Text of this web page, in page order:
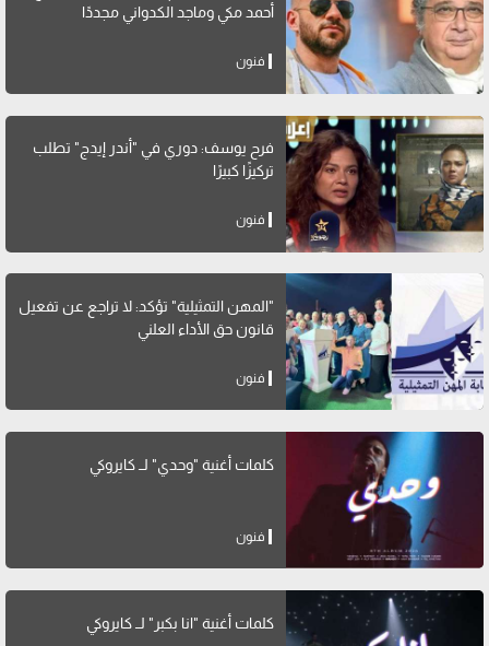
أحمد مكي وماجد الكدواني مجددًا
فنون
فرح يوسف: دوري في "أندر إيدج" تطلب
تركيزًا كبيرًا
فنون
"المهن التمثيلية" تؤكد: لا تراجع عن تفعيل
قانون حق الأداء العلني
فنون
كلمات أغنية "وحدي" لــ كايروكي
فنون
كلمات أغنية "انا بكبر" لــ كايروكي